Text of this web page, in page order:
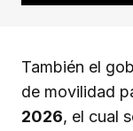
También el
de movilidad
2026, el cual